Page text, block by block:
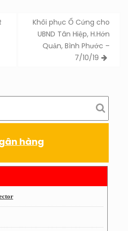
Khôi phục Ổ Cứng cho
UBND Tân Hiệp, H.Hớn
Quản, Bình Phước –
7/10/19
hàng